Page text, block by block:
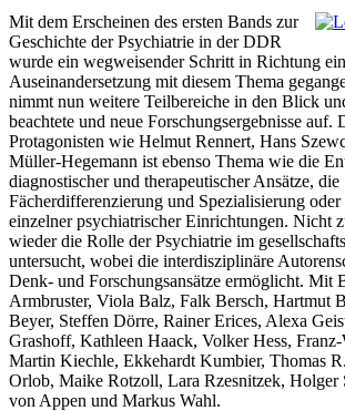
Mit dem Erscheinen des ersten Bands zur
Geschichte der Psychiatrie in der DDR
wurde ein wegweisender Schritt in Richtung
Auseinandersetzung mit diesem Thema
nimmt nun weitere Teilbereiche in den Blick
beachtete und neue Forschungsergebnisse auf.
Protagonisten wie Helmut Rennert, Hans
Müller-Hegemann ist ebenso Thema wie die
diagnostischer und therapeutischer Ansätze, die
Fächerdifferenzierung und Spezialisierung
einzelner psychiatrischer Einrichtungen. Nicht
wieder die Rolle der Psychiatrie im
untersucht, wobei die interdisziplinäre
Denk- und Forschungsansätze ermöglicht. Mit
Armbruster, Viola Balz, Falk Bersch, Hartmut
Beyer, Steffen Dörre, Rainer Erices, Alexa
Grashoff, Kathleen Haack, Volker Hess,
Martin Kiechle, Ekkehardt Kumbier, Thomas
Orlob, Maike Rotzoll, Lara Rzesnitzek, Holger
von Appen und Markus Wahl.